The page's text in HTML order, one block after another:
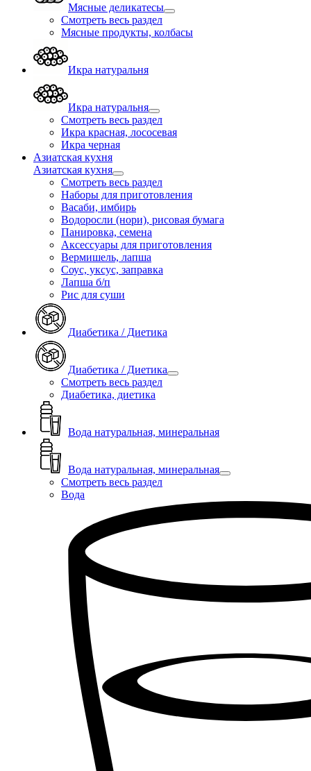
Мясные деликатесы
Смотреть весь раздел
Мясные продукты, колбасы
Икра натуральня
Икра натуральня
Смотреть весь раздел
Икра красная, лососевая
Икра черная
Азиатская кухня
Азиатская кухня
Смотреть весь раздел
Наборы для приготовления
Васаби, имбирь
Водоросли (нори), рисовая бумага
Панировка, семена
Аксессуары для приготовления
Вермишель, лапша
Соус, уксус, заправка
Лапша б/п
Рис для суши
Диабетика / Диетика
Диабетика / Диетика
Смотреть весь раздел
Диабетика, диетика
Вода натуральная, минеральная
Вода натуральная, минеральная
Смотреть весь раздел
Вода